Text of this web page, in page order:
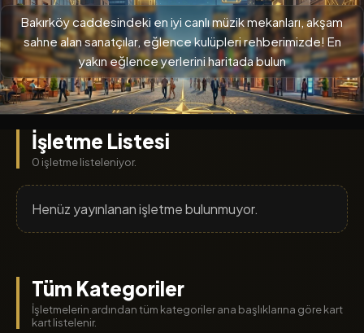
Bakırköy caddesindeki en iyi canlı müzik mekanları, akşam
sahne alan sanatçılar, eğlence kulüpleri rehberimizde! En
yakın eğlence yerlerini haritada bulun
İşletme Listesi
0 işletme listeleniyor.
Henüz yayınlanan işletme bulunmuyor.
Tüm Kategoriler
İşletmelerin ardından tüm kategoriler ana başlıklarına göre kart
kart listelenir.